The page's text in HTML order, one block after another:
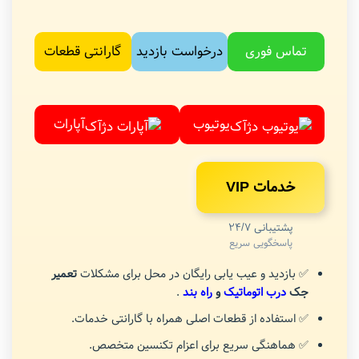
تماس فوری درخواست بازدید گارانتی قطعات
یوتیوب آپارات
خدمات VIP
پشتیبانی 24/7
پاسخگویی سریع
✅ بازدید و عیب یابی رایگان در محل برای مشکلاتتعمیر
جکدرب اتوماتیکوراه بند .
✅ استفاده از قطعات اصلی همراه با گارانتی خدمات.
✅ هماهنگی سریع برای اعزام تکنسین متخصص.